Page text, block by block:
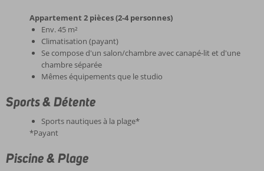
Appartement 2 pièces (2-4 personnes)
Env. 45 m²
Climatisation (payant)
Se compose d'un salon/chambre avec canapé-lit et d'une
chambre séparée
Mêmes équipements que le studio
Sports & Détente
Sports nautiques à la plage*
*Payant
Piscine & Plage